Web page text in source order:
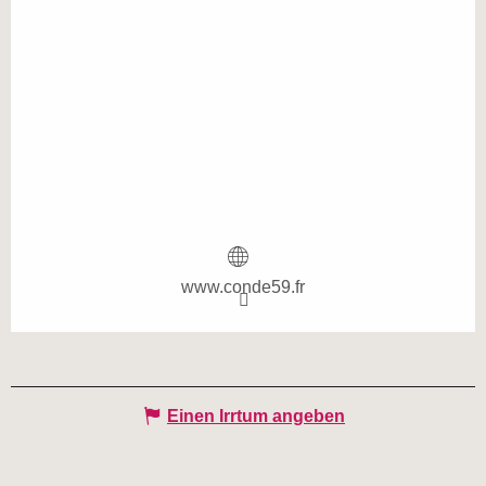
www.conde59.fr
Einen Irrtum angeben